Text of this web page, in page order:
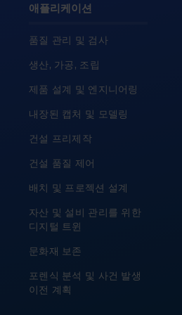
애플리케이션
품질 관리 및 검사
생산, 가공, 조립
제품 설계 및 엔지니어링
내장된 캡처 및 모델링
건설 프리제작
건설 품질 제어
배치 및 프로젝션 설계
자산 및 설비 관리를 위한
디지털 트윈
문화재 보존
포렌식 분석 및 사건 발생
이전 계획